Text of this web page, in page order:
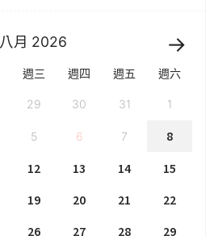
八月 2026
週三 週四 週五 週六
29 30 31 1
5 6 7
8
12 13 14
15
19 20 21
22
26 27 28
29